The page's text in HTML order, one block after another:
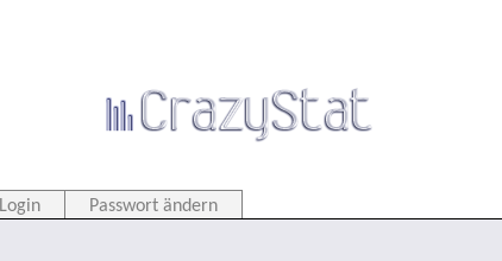
Login Passwort ändern